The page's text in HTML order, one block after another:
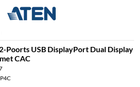
Poorts USB DisplayPort Dual Display
CAC